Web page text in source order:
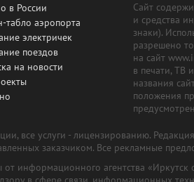
в России
табло аэропорта
электричек
поездов
на новости
Сайт
и средства
знаки).
разрешено
на сайт
в печати, ТВ
названия
положения
все услуги - лицензированию.
заказчиком. Все рекламные
от информационного агентства